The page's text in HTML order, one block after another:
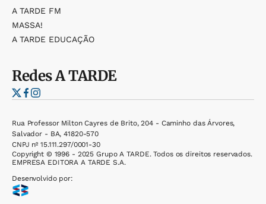
A TARDE FM
MASSA!
A TARDE EDUCAÇÃO
RedesA TARDE
Rua Professor Milton Cayres de Brito, 204 - Caminho das Árvores,
Salvador - BA, 41820-570
CNPJ nº 15.111.297/0001-30
Copyright © 1996 - 2025 Grupo A TARDE. Todos os direitos reservados.
EMPRESA EDITORA A TARDE S.A.
Desenvolvido por: